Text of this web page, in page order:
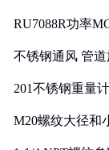
RU7088R功率
不锈钢通风 管道
201不锈钢重量
M20螺纹大径和